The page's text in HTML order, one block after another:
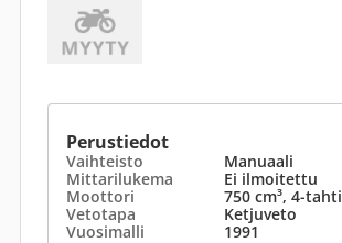
Perustiedot
Vaihteisto Manuaali
Mittarilukema
Ei ilmoitettu
Moottori
750 cm³, 4-tahti
Vetotapa
Ketjuveto
Vuosimalli
1991